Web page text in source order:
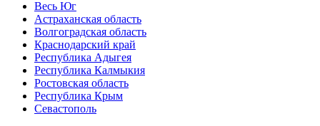
Весь Юг
Астраханская область
Волгоградская область
Краснодарский край
Республика Адыгея
Республика Калмыкия
Ростовская область
Республика Крым
Севастополь